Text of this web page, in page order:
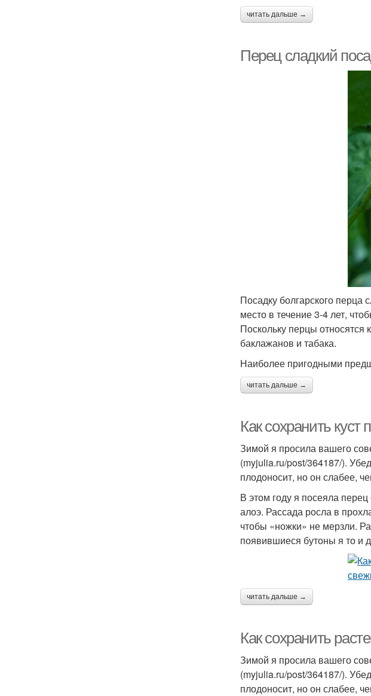
читать дальше →
Перец сладкий
Посадку болгарского перца
место в течение 3-4 лет,
Поскольку перцы относятся
баклажанов и табака.
Наиболее пригодными
читать дальше →
Как сохранить
Зимой я просила вашего
(myjulia.ru/post/364187/).
плодоносит, но он слабее,
В этом году я посеяла
алоэ. Рассада росла в
чтобы «ножки» не мерзли.
появившиеся бутоны я то и
читать дальше →
Как сохранить
Зимой я просила вашего
(myjulia.ru/post/364187/).
плодоносит, но он слабее,